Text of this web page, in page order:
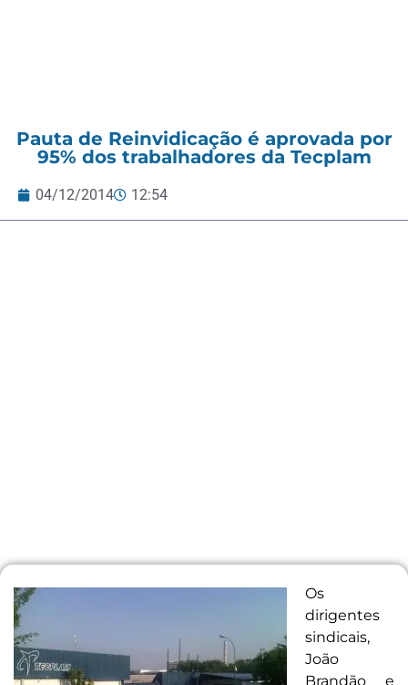
Pauta de Reinvidicação é aprovada por
95% dos trabalhadores da Tecplam
04/12/2014 12:54
Os
dirigentes
sindicais,
João
Brandão e